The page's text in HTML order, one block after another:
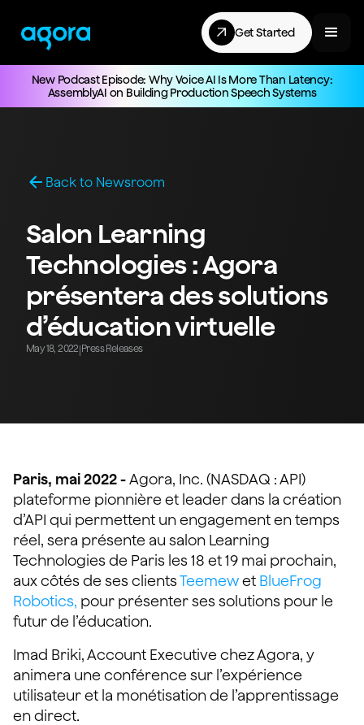
Get Started
New Podcast Episode: Why Voice AI Is More Than Latency:
AssemblyAI on Building Production Speech Systems
Back to Newsroom
Salon Learning
Technologies : Agora
présentera des solutions
d’éducation virtuelle
May 18, 2022 Press Releases
Paris, mai 2022 -Agora, Inc. (NASDAQ : API)
plateforme pionnière et leader dans la création
d’API qui permettent un engagement en temps
réel, sera présente au salon Learning
Technologies de Paris les 18 et 19 mai prochain,
aux côtés de ses clientsTeemewet BlueFrog
Robotics, pour présenter ses solutions pour le
futur de l’éducation.
Imad Briki, Account Executive chez Agora, y
animera une conférence sur l’expérience
utilisateur et la monétisation de l’apprentissage
en direct.